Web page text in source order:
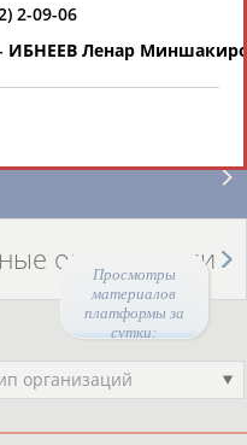
Просмотры
материалов
платформы за
сутки:
организации
организаций
2-09-06
ИБНЕЕВ Ленар